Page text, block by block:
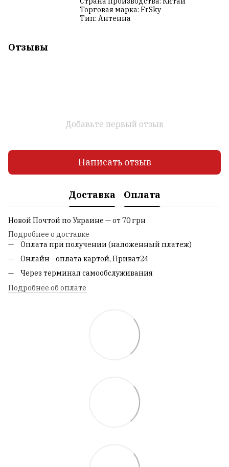
Торговая марка: FrSky
Тип: Антенна
Отзывы
Добавьте первый отзыв
Написать отзыв
Доставка Оплата
Новой Почтой по Украине — от 70 грн
Подробнее о доставке
Оплата при получении (наложенный платеж)
Онлайн - оплата картой, Приват24
Через терминал самообслуживания
Подробнее об оплате